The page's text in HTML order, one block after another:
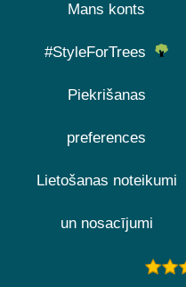
Mans konts
#StyleForTrees
Piekrišanas
preferences
Lietošanas noteikumi
un nosacījumi